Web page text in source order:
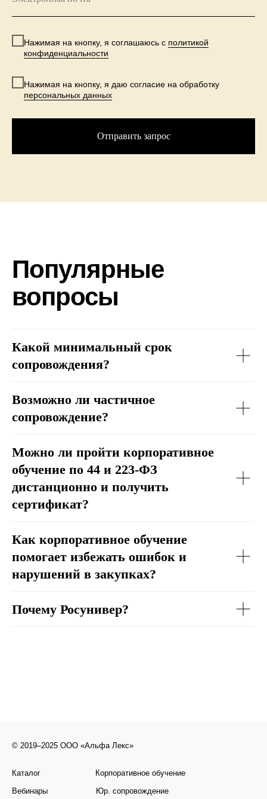
Нажимая на кнопку, я соглашаюсь c политикой
конфиденциальности
Нажимая на кнопку, я даю согласие на обработку
персональных данных
Отправить запрос
Популярные
вопросы
Какой минимальный срок
сопровождения?
Возможно ли частичное
сопровождение?
Можно ли пройти корпоративное
обучение по 44 и 223-ФЗ
дистанционно и получить
сертификат?
Как корпоративное обучение
помогает избежать ошибок и
нарушений в закупках?
Почему Росунивер?
Юр. сопровождение
Каталог
Вебинары
Корпоративное обучение
© 2019–2025 ООО «Альфа Лекс»